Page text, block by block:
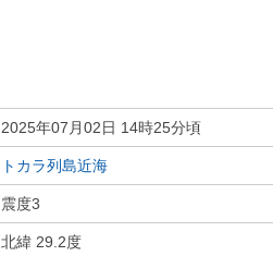
2025年07月02日 14時25分頃
トカラ列島近海
震度3
北緯 29.2度